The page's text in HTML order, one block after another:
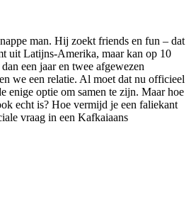
man. Hij zoekt friends en fun – dat
uit Latijns-Amerika, maar kan op 10
een jaar en twee afgewezen
we een relatie. Al moet dat nu officieel
enige optie om samen te zijn. Maar hoe
echt is? Hoe vermijd je een faliekant
vraag in een Kafkaiaans